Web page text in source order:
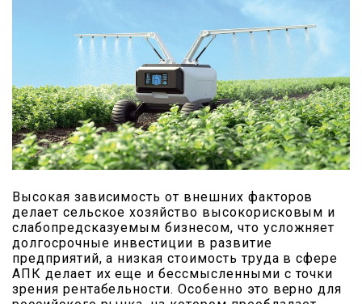
Высокая зависимость от внешних факторов
делает сельское хозяйство высокорисковым и
слабопредсказуемым бизнесом, что усложняет
долгосрочные инвестиции в развитие
предприятий, а низкая стоимость труда в сфере
АПК делает их еще и бессмысленными с точки
зрения рентабельности. Особенно это верно для